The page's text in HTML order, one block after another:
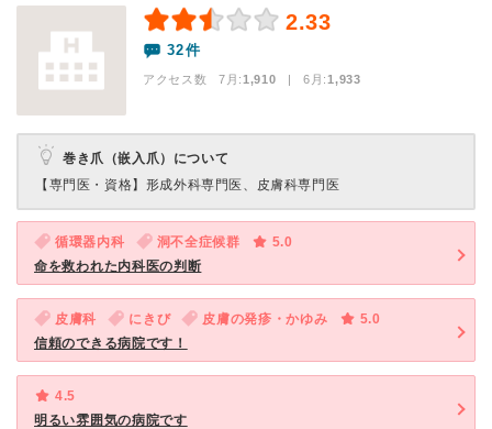
2.33
32件
アクセス数 7月:1,910 | 6月:1,933
巻き爪（嵌入爪）について
【専門医・資格】 形成外科専門医、皮膚科専門医
循環器内科 洞不全症候群
5.0
命を救われた内科医の判断
皮膚科 にきび 皮膚の発疹・かゆみ
5.0
信頼のできる病院です！
4.5
明るい雰囲気の病院です